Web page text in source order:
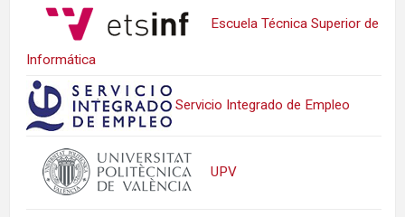
Escuela Técnica Superior de
Informática
Servicio Integrado de Empleo
UPV